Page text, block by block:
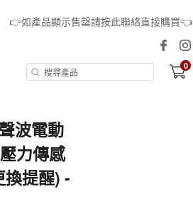
👉如產品顯示售罄請按此聯絡直接購買👈
0
波電動
力傳感
提醒) -